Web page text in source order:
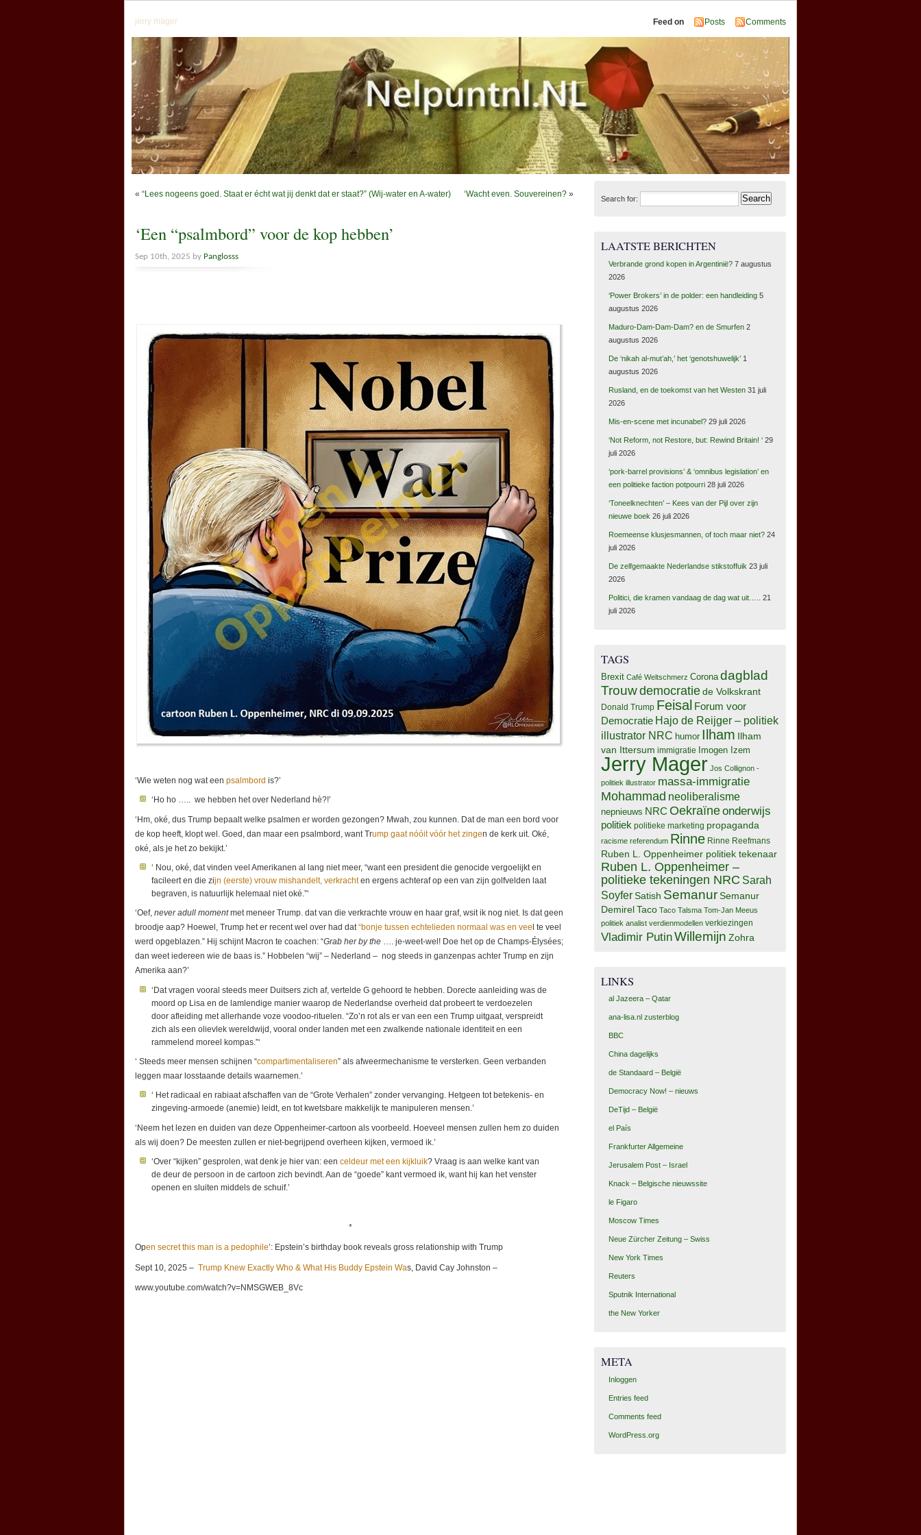
jerry mager Feed on Posts Comments
« “Lees nogeens goed. Staat er écht wat jij denkt dat er staat?” (Wij-water en A-water) ‘Wacht even. Souvereinen? »
‘Een “psalmbord” voor de kop hebben’
Sep 10th, 2025 by Panglosss
‘Wie weten nog wat een psalmbord is?’
‘Ho ho ….. we hebben het over Nederland hè?!’
‘Hm, oké, dus Trump bepaalt welke psalmen er worden gezongen? Mwah, zou kunnen. Dat de man een bord voor
de kop heeft, klopt wel. Goed, dan maar een psalmbord, want Trump gaat nóóit vóór het zingen de kerk uit. Oké,
oké, als je het zo bekijkt.’
‘ Nou, oké, dat vinden veel Amerikanen al lang niet meer, “want een president die genocide vergoelijkt en
facileert en die zijn (eerste) vrouw mishandelt, verkrachten ergens achteraf op een van zijn golfvelden laat
begraven, is natuurlijk helemaal niet oké.”‘
‘Oef, never adull momentmet meneer Trump. dat van die verkrachte vrouw en haar graf, wsit ik nog niet. Is dat geen
broodje aap? Hoewel, Trump het er recent wel over had dat“bonje tussen echtelieden normaal was en vee l te veel
werd opgeblazen.” Hij schijnt Macron te coachen: “Grab her by the …. je-weet-wel! Doe het op de Champs-Élysées;
dan weet iedereen wie de baas is.” Hobbelen “wij” – Nederland – nog steeds in ganzenpas achter Trump en zijn
Amerika aan?’
‘Dat vragen vooral steeds meer Duitsers zich af, vertelde G gehoord te hebben. Dorecte aanleiding was de
moord op Lisa en de lamlendige manier waarop de Nederlandse overheid dat probeert te verdoezelen
door afleiding met allerhande voze voodoo-rituelen. “Zo’n rot als er van een een Trump uitgaat, verspreidt
zich als een olievlek wereldwijd, vooral onder landen met een zwalkende nationale identiteit en een
rammelend moreel kompas.”‘
‘ Steeds meer mensen schijnen “compartimentaliseren” als afweermechanisme te versterken. Geen verbanden
leggen maar losstaande details waarnemen.’
‘ Het radicaal en rabiaat afschaffen van de “Grote Verhalen” zonder vervanging. Hetgeen tot betekenis- en
zingeving-armoede (anemie) leidt, en tot kwetsbare makkelijk te manipuleren mensen.’
‘Neem het lezen en duiden van deze Oppenheimer-cartoon als voorbeeld. Hoeveel mensen zullen hem zo duiden
als wij doen? De meesten zullen er niet-begrijpend overheen kijken, vermoed ik.’
‘Over “kijken” gesprolen, wat denk je hier van: een celdeur met een kijkluik? Vraag is aan welke kant van
de deur de persoon in de cartoon zich bevindt. Aan de “goede” kant vermoed ik, want hij kan het venster
openen en sluiten middels de schuif.’
*
Open secret this man is a pedophile’: Epstein’s birthday book reveals gross relationship with Trump
Sept 10, 2025 – Trump Knew Exactly Who & What His Buddy Epstein Was, David Cay Johnston –
www.youtube.com/watch?v=NMSGWEB_8Vc
Search for:
LAATSTE BERICHTEN
Verbrande grond kopen in Argentinië? 7 augustus
2026
‘Power Brokers’ in de polder: een handleiding 5
augustus 2026
Maduro-Dam-Dam-Dam? en de Smurfen 2
augustus 2026
De ‘nikah al-mut’ah,’ het ‘genotshuwelijk’ 1
augustus 2026
Rusland, en de toekomst van het Westen 31 juli
2026
Mis-en-scene met incunabel? 29 juli 2026
‘Not Reform, not Restore, but: Rewind Britain! ‘ 29
juli 2026
‘pork-barrel provisions’ & ‘omnibus legislation’ en
een politieke faction potpourri 28 juli 2026
‘Toneelknechten’ – Kees van der Pijl over zijn
nieuwe boek 26 juli 2026
Roemeense klusjesmannen, of toch maar niet? 24
juli 2026
De zelfgemaakte Nederlandse stikstoffuik 23 juli
2026
Politici, die kramen vandaag de dag wat uit…..
21
juli 2026
TAGS
Brexit Café Weltschmerz Corona dagblad
Trouwdemocratiede Volkskrant
Donald Trump Feisal Forum voor
Democratie Hajo de Reijger – politiek
illustrator NRC humor Ilham Ilham
van Ittersum immigratie Imogen Izem
Jerry Mager Jos Collignon -
politiek illustrator massa-immigratie
Mohammad neoliberalisme
nepnieuws NRC Oekraïneonderwijs
politiek politieke marketing propaganda
racisme referendum Rinne Rinne Reefmans
Ruben L. Oppenheimer politiek tekenaar
Ruben L. Oppenheimer –
politieke tekeningen NRC Sarah
Soyfer Satish SemanurSemanur
DemirelTaco Taco Talsma Tom-Jan Meeus
politiek analist verdienmodellen verkiezingen
Vladimir PutinWillemijn Zohra
LINKS
al Jazeera – Qatar
ana-lisa.nl zusterblog
BBC
China dagelijks
de Standaard – België
Democracy Now! – nieuws
DeTijd – België
el País
Frankfurter Allgemeine
Jerusalem Post – Israel
Knack – Belgische nieuwssite
le Figaro
Moscow Times
Neue Zürcher Zeitung – Swiss
New York Times
Reuters
Sputnik International
the New Yorker
META
Inloggen
Entries feed
Comments feed
WordPress.org